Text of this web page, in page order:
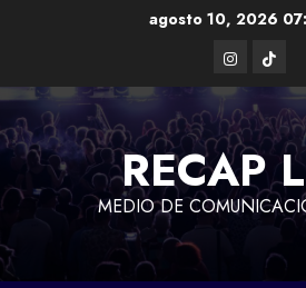
agosto 10, 2026
Instagram
RECAP
MEDIO DE